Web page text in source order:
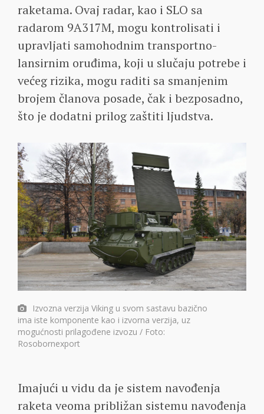
raketama. Ovaj radar, kao i SLO sa
radarom 9A317M, mogu kontrolisati i
upravljati samohodnim transportno-
lansirnim oruđima, koji u slučaju potrebe i
većeg rizika, mogu raditi sa smanjenim
brojem članova posade, čak i bezposadno,
što je dodatni prilog zaštiti ljudstva.
Izvozna verzija Viking u svom sastavu bazično
ima iste komponente kao i izvorna verzija, uz
mogućnosti prilagođene izvozu / Foto:
Rosobornexport
Imajući u vidu da je sistem navođenja
raketa veoma približan sistemu navođenja